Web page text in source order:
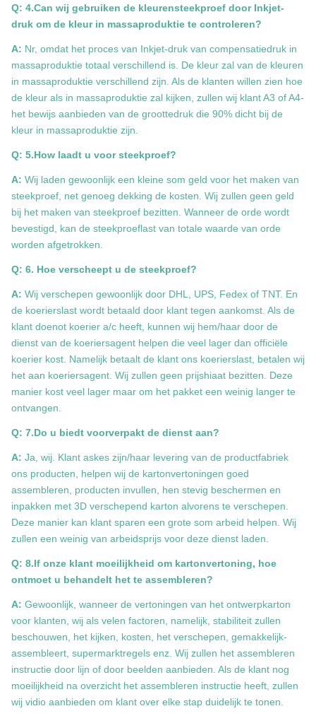
Q: 4.Can wij gebruiken de kleurensteekproef door Inkjet-
druk om de kleur in massaproduktie te controleren?
A: Nr, omdat het proces van Inkjet-druk van compensatiedruk in
massaproduktie totaal verschillend is. De kleur zal van de kleuren
in massaproduktie verschillend zijn. Als de klanten willen zien hoe
de kleur als in massaproduktie zal kijken, zullen wij klant A3 of A4-
het bewijs aanbieden van de groottedruk die 90% dicht bij de
kleur in massaproduktie zijn.
Q: 5.How laadt u voor steekproef?
A: Wij laden gewoonlijk een kleine som geld voor het maken van
steekproef, net genoeg dekking de kosten. Wij zullen geen geld
bij het maken van steekproef bezitten. Wanneer de orde wordt
bevestigd, kan de steekproeflast van totale waarde van orde
worden afgetrokken.
Q: 6. Hoe verscheept u de steekproef?
A: Wij verschepen gewoonlijk door DHL, UPS, Fedex of TNT. En
de koerierslast wordt betaald door klant tegen aankomst. Als de
klant doenot koerier a/c heeft, kunnen wij hem/haar door de
dienst van de koeriersagent helpen die veel lager dan officiële
koerier kost. Namelijk betaalt de klant ons koerierslast, betalen wij
het aan koeriersagent. Wij zullen geen prijshiaat bezitten. Deze
manier kost veel lager maar om het pakket een weinig langer te
ontvangen.
Q: 7.Do u biedt voorverpakt de dienst aan?
A: Ja, wij. Klant askes zijn/haar levering van de productfabriek
ons producten, helpen wij de kartonvertoningen goed
assembleren, producten invullen, hen stevig beschermen en
inpakken met 3D verschepend karton alvorens te verschepen.
Deze manier kan klant sparen een grote som arbeid helpen. Wij
zullen een weinig van arbeidsprijs voor deze dienst laden.
Q: 8.If onze klant moeilijkheid om kartonvertoning, hoe
ontmoet u behandelt het te assembleren?
A: Gewoonlijk, wanneer de vertoningen van het ontwerpkarton
voor klanten, wij als velen factoren, namelijk, stabiliteit zullen
beschouwen, het kijken, kosten, het verschepen, gemakkelijk-
assembleert, supermarktregels enz. Wij zullen het assembleren
instructie door lijn of door beelden aanbieden. Als de klant nog
moeilijkheid na overzicht het assembleren instructie heeft, zullen
wij vidio aanbieden om klant over elke stap duidelijk te tonen.